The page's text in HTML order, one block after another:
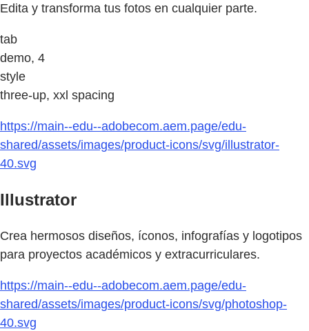
Edita y transforma tus fotos en cualquier parte.
tab
demo, 4
style
three-up, xxl spacing
https://main--edu--adobecom.aem.page/edu-
shared/assets/images/product-icons/svg/illustrator-
40.svg
Illustrator
Crea hermosos diseños, íconos, infografías y logotipos
para proyectos académicos y extracurriculares.
https://main--edu--adobecom.aem.page/edu-
shared/assets/images/product-icons/svg/photoshop-
40.svg